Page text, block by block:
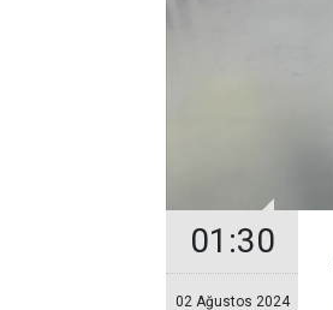
01:30
02 Ağustos 2024